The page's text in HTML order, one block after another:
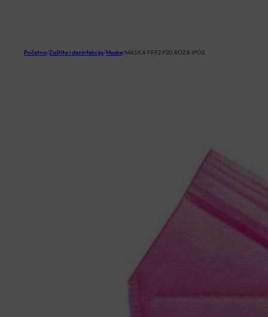
Početna/Zaštita i dezinfekcija/Maske/MASKA FFP2 P20 ROZA IPOS